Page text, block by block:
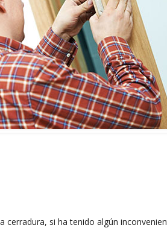
cerradura, si ha tenido algún